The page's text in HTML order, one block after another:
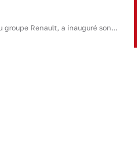
Renault, a inauguré son...